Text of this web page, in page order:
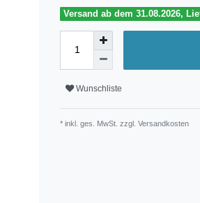
Versand ab dem 31.08.2026,
Wunschliste
* inkl. ges. MwSt. zzgl. Versandkosten